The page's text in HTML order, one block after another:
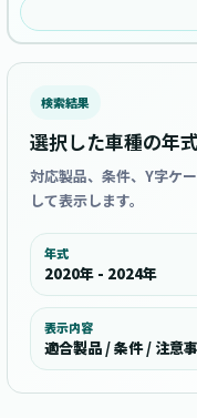
検索結果
選択した車種の年
対応製品、条件、Y字ケ
して表示します。
年式
2020年 - 2024年
表示内容
適合製品 / 条件 / 注意